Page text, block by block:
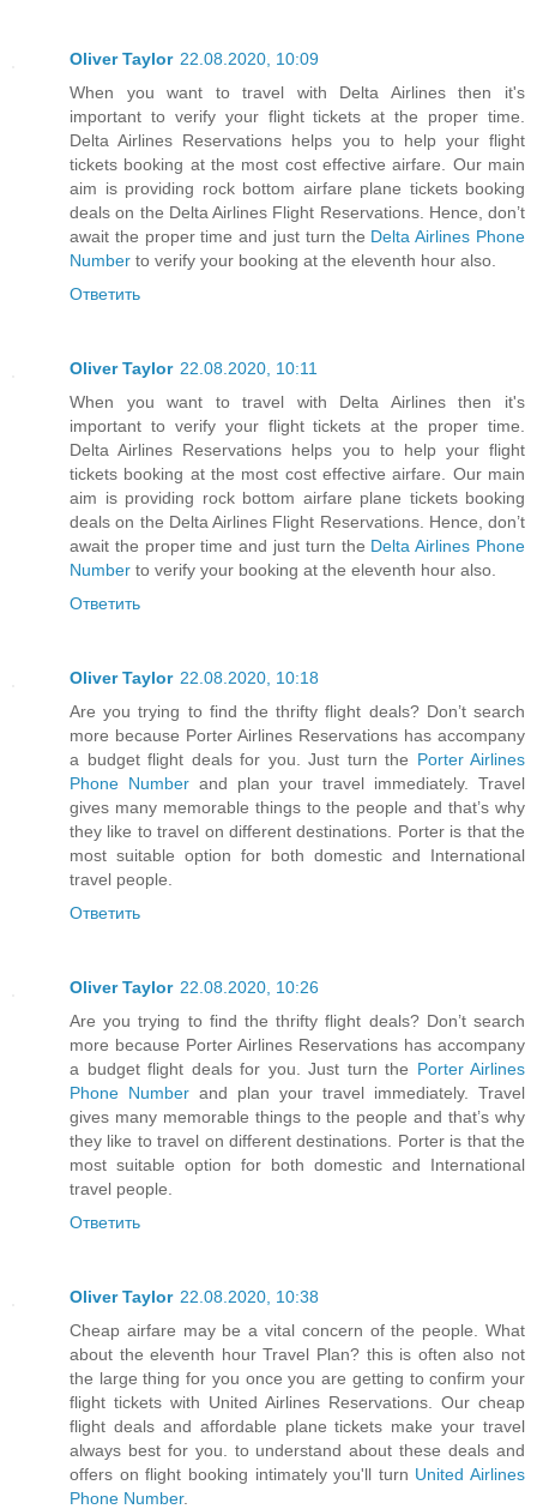
Oliver Taylor 22.08.2020, 10:09
When you want to travel with Delta Airlines then it's
important to verify your flight tickets at the proper time.
Delta Airlines Reservations helps you to help your flight
tickets booking at the most cost effective airfare. Our main
aim is providing rock bottom airfare plane tickets booking
deals on the Delta Airlines Flight Reservations. Hence, don’t
await the proper time and just turn the Delta Airlines Phone
Number to verify your booking at the eleventh hour also.
Ответить
Oliver Taylor 22.08.2020, 10:11
When you want to travel with Delta Airlines then it's
important to verify your flight tickets at the proper time.
Delta Airlines Reservations helps you to help your flight
tickets booking at the most cost effective airfare. Our main
aim is providing rock bottom airfare plane tickets booking
deals on the Delta Airlines Flight Reservations. Hence, don’t
await the proper time and just turn the Delta Airlines Phone
Number to verify your booking at the eleventh hour also.
Ответить
Oliver Taylor 22.08.2020, 10:18
Are you trying to find the thrifty flight deals? Don’t search
more because Porter Airlines Reservations has accompany
a budget flight deals for you. Just turn the Porter Airlines
Phone Number and plan your travel immediately. Travel
gives many memorable things to the people and that’s why
they like to travel on different destinations. Porter is that the
most suitable option for both domestic and International
travel people.
Ответить
Oliver Taylor 22.08.2020, 10:26
Are you trying to find the thrifty flight deals? Don’t search
more because Porter Airlines Reservations has accompany
a budget flight deals for you. Just turn the Porter Airlines
Phone Number and plan your travel immediately. Travel
gives many memorable things to the people and that’s why
they like to travel on different destinations. Porter is that the
most suitable option for both domestic and International
travel people.
Ответить
Oliver Taylor 22.08.2020, 10:38
Cheap airfare may be a vital concern of the people. What
about the eleventh hour Travel Plan? this is often also not
the large thing for you once you are getting to confirm your
flight tickets with United Airlines Reservations. Our cheap
flight deals and affordable plane tickets make your travel
always best for you. to understand about these deals and
offers on flight booking intimately you'll turn United Airlines
Phone Number.